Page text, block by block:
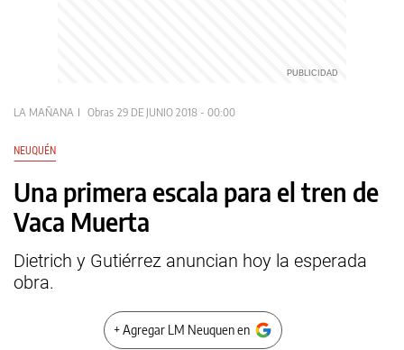
LA MAÑANA Obras 29 DE JUNIO 2018 - 00:00
NEUQUÉN
Una primera escala para el tren de
Vaca Muerta
Dietrich y Gutiérrez anuncian hoy la esperada
obra.
+ Agregar LM Neuquen en